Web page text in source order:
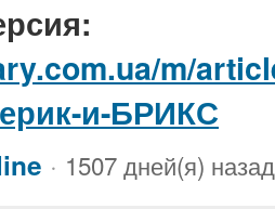
m/
и-БРИКС
· 1507 дней(я) назад